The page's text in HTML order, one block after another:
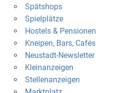
Spätshops
Spielplätze
Hostels & Pensionen
Kneipen, Bars, Cafés
Neustadt-Newsletter
Kleinanzeigen
Stellenanzeigen